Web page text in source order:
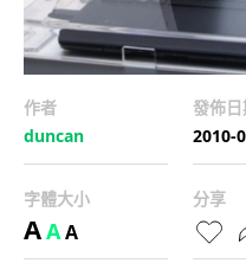
作者
duncan
發佈日
2010-
字體大小
AAA
分享